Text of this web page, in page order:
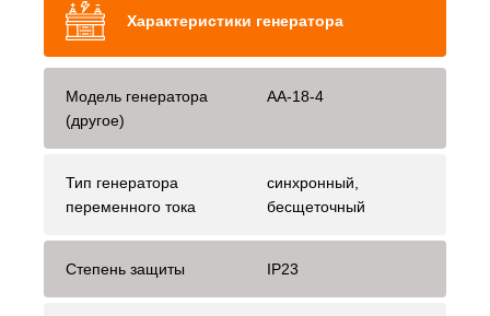
Характеристики генератора
Модель генератора
(другое)
AA-18-4
Тип генератора
переменного тока
синхронный,
бесщеточный
Степень защиты IP23